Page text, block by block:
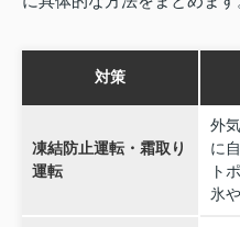
対策
凍結防止運転・霜取り
運転
外
に
ト
氷